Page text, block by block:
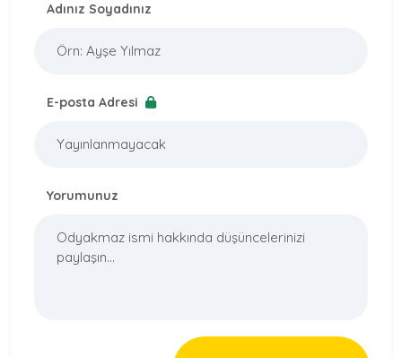
Adınız Soyadınız
E-posta Adresi
Yorumunuz